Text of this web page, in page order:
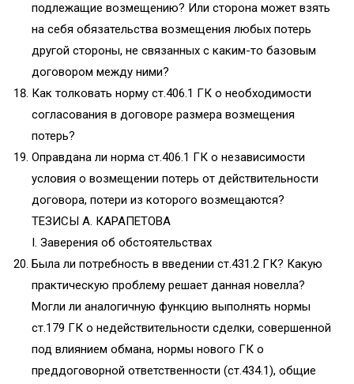
подлежащие возмещению? Или сторона может взять
на себя обязательства возмещения любых потерь
другой стороны, не связанных с каким-то базовым
договором между ними?
Как толковать норму ст.406.1 ГК о необходимости
согласования в договоре размера возмещения
потерь?
Оправдана ли норма ст.406.1 ГК о независимости
условия о возмещении потерь от действительности
договора, потери из которого возмещаются?
ТЕЗИСЫ А. КАРАПЕТОВА
I. Заверения об обстоятельствах
Была ли потребность в введении ст.431.2 ГК? Какую
практическую проблему решает данная новелла?
Могли ли аналогичную функцию выполнять нормы
ст.179 ГК о недействительности сделки, совершенной
под влиянием обмана, нормы нового ГК о
преддоговорной ответственности (ст.434.1), общие